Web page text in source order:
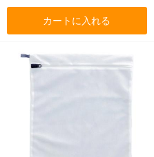
カートに入れる